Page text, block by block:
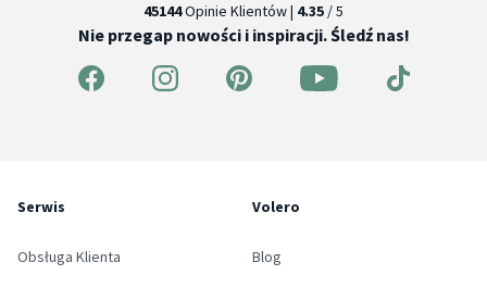
45144Opinie Klientów | 4.35 / 5
Nie przegap nowości i inspiracji. Śledź nas!
Serwis
Obsługa Klienta
Volero
Blog